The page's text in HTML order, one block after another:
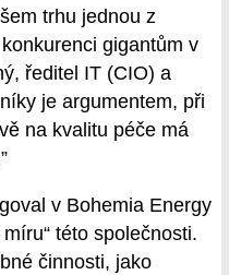
trhu jednou z
gigantům v
ředitel IT (CIO) a
je argumentem, při
na kvalitu péče má
v Bohemia Energy
této společnosti.
činnosti, jako